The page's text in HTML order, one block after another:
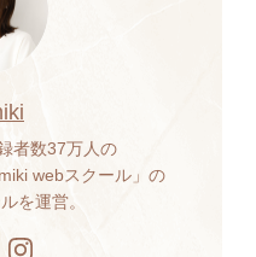
者数37万人の
webスクール」の
を運営。